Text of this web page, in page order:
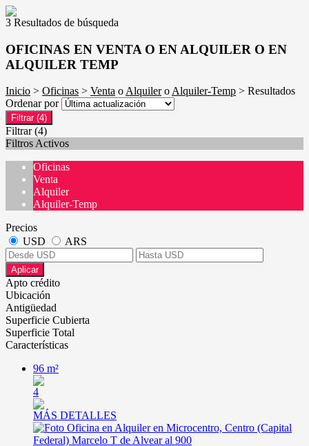
3 Resultados de búsqueda
OFICINAS EN VENTA O EN ALQUILER O EN
ALQUILER TEMP
Inicio > Oficinas > Venta oAlquileroAlquiler-Temp > Resultados
Ordenar por
Filtrar (4)
Filtrar (4)
Filtros Activos
Oficinas
Venta
Alquiler
Alquiler-Temp
Precios
USD
ARS
Aplicar
Apto crédito
Ubicación
Antigüedad
Superficie Cubierta
Superficie Total
Características
96 m²
4
MÁS DETALLES